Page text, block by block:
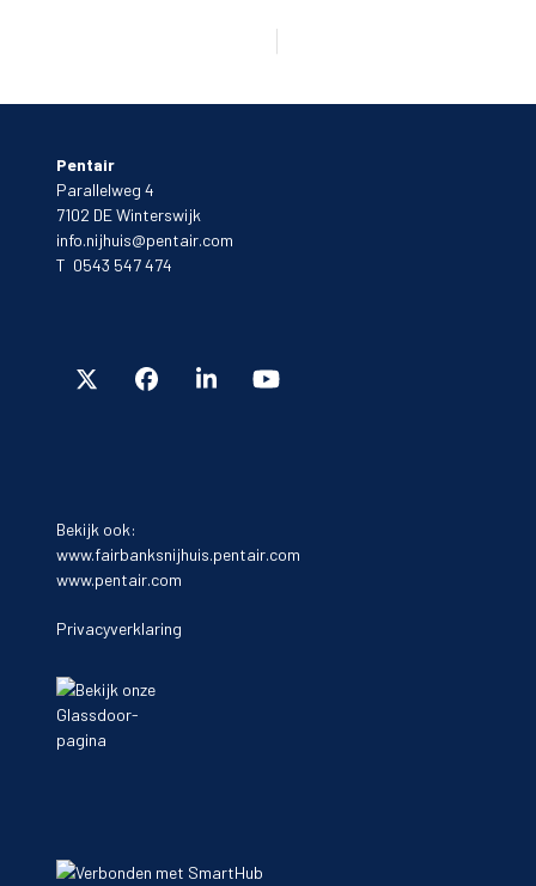
Pentair
Parallelweg 4
7102 DE Winterswijk
info.nijhuis@pentair.com
T 0543 547 474
Bekijk ook:
www.fairbanksnijhuis.pentair.com
www.pentair.com
Privacyverklaring